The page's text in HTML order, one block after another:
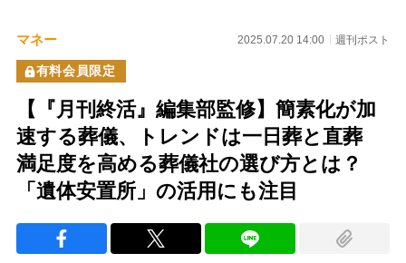
マネー 2025.07.20 14:00 週刊ポスト
有料会員限定
【『月刊終活』編集部監修】簡素化が加
速する葬儀、トレンドは一日葬と直葬
満足度を高める葬儀社の選び方とは？
「遺体安置所」の活用にも注目